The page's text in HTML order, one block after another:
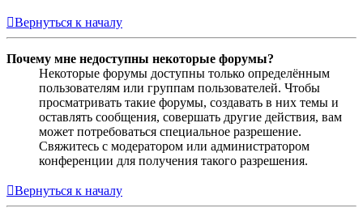
Вернуться к началу
Почему мне недоступны некоторые форумы?
Некоторые форумы доступны только определённым
пользователям или группам пользователей. Чтобы
просматривать такие форумы, создавать в них темы и
оставлять сообщения, совершать другие действия, вам
может потребоваться специальное разрешение.
Свяжитесь с модератором или администратором
конференции для получения такого разрешения.
Вернуться к началу